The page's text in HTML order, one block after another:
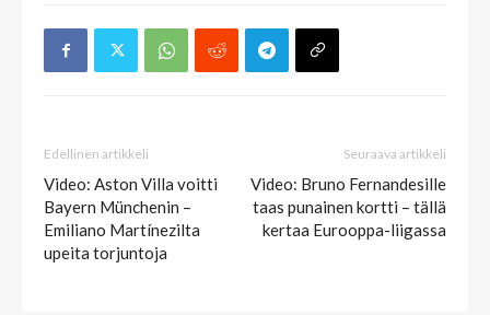
Edellinen artikkeli
Video: Aston Villa voitti
Bayern Münchenin –
Emiliano Martínezilta
upeita torjuntoja
Seuraava artikkeli
Video: Bruno Fernandesille
taas punainen kortti – tällä
kertaa Eurooppa-liigassa